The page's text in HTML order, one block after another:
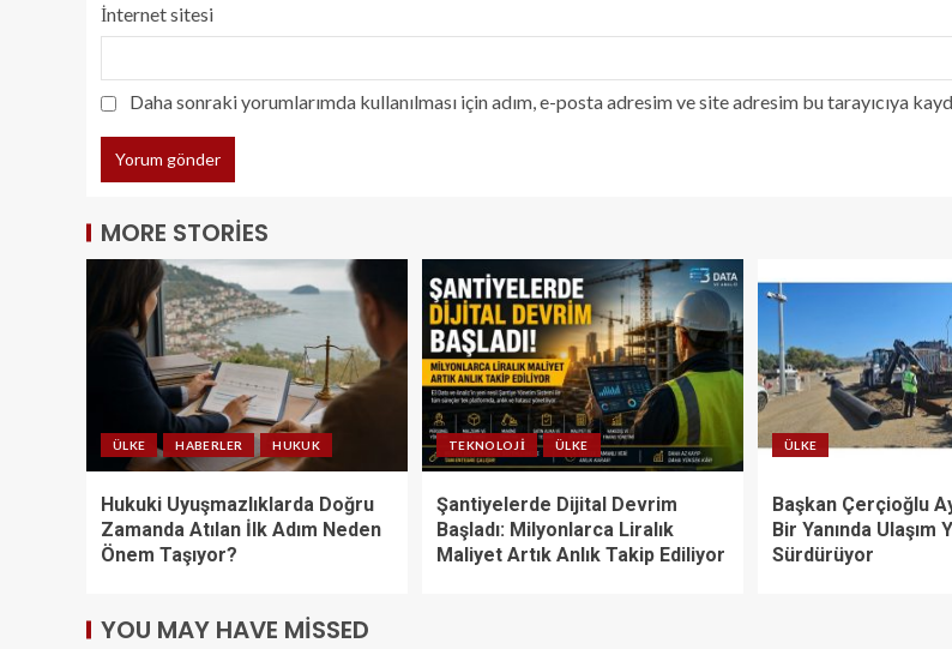
İnternet sitesi
Daha sonraki yorumlarımda kullanılması için adım, e-posta adresim ve site adresim bu tarayıcıya
MORE STORIES
ÜLKE HABERLER HUKUK
Hukuki Uyuşmazlıklarda Doğru
Zamanda Atılan İlk Adım Neden
Önem Taşıyor?
TEKNOLOJI ÜLKE
Şantiyelerde Dijital Devrim
Başladı: Milyonlarca Liralık
Maliyet Artık Anlık Takip Ediliyor
ÜLKE
Başkan Çerçioğlu
Bir Yanında Ulaşım
Sürdürüyor
YOU MAY HAVE MISSED